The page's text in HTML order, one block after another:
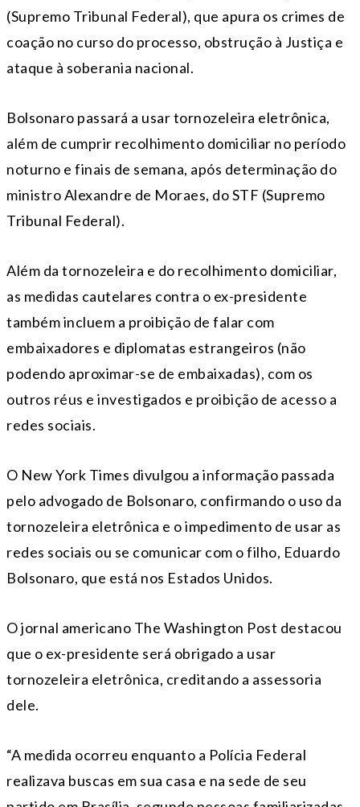
(Supremo Tribunal Federal), que apura os crimes de
coação no curso do processo, obstrução à Justiça e
ataque à soberania nacional.
Bolsonaro passará a usar tornozeleira eletrônica,
além de cumprir recolhimento domiciliar no período
noturno e finais de semana, após determinação do
ministro Alexandre de Moraes, do STF (Supremo
Tribunal Federal).
Além da tornozeleira e do recolhimento domiciliar,
as medidas cautelares contra o ex-presidente
também incluem a proibição de falar com
embaixadores e diplomatas estrangeiros (não
podendo aproximar-se de embaixadas), com os
outros réus e investigados e proibição de acesso a
redes sociais.
O New York Times divulgou a informação passada
pelo advogado de Bolsonaro, confirmando o uso da
tornozeleira eletrônica e o impedimento de usar as
redes sociais ou se comunicar com o filho, Eduardo
Bolsonaro, que está nos Estados Unidos.
O jornal americano The Washington Post destacou
que o ex-presidente será obrigado a usar
tornozeleira eletrônica, creditando a assessoria
dele.
“A medida ocorreu enquanto a Polícia Federal
realizava buscas em sua casa e na sede de seu